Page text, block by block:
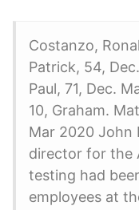
Costanzo,
Patrick, 54,
Paul, 71, Dec.
10, Graham.
Mar 2020 John
director for the
testing had
employees at